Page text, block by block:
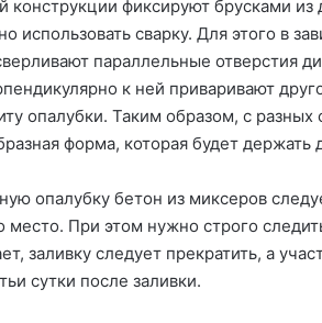
конструкции фиксируют брусками из
использовать сварку. Для этого в
параллельные отверстия
к ней приваривают
опалубки. Таким образом, с
форма, которая будет держать
опалубку бетон из миксеров
место. При этом нужно строго
заливку следует прекратить, а
сутки после заливки.